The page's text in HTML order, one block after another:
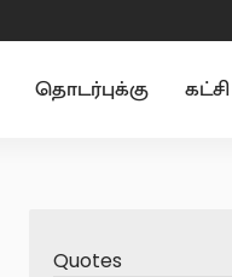
தொடர்புக்கு கட்சி
Quotes